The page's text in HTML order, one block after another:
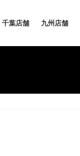
千葉店舗 九州店舗